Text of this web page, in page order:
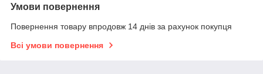
Умови повернення
Повернення товару впродовж 14 днів за рахунок покупця
Всі умови повернення